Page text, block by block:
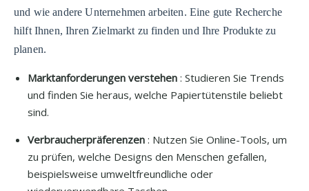
und wie andere Unternehmen arbeiten. Eine gute Recherche
hilft Ihnen, Ihren Zielmarkt zu finden und Ihre Produkte zu
planen.
Marktanforderungen verstehen : Studieren Sie Trends
und finden Sie heraus, welche Papiertütenstile beliebt
sind.
Verbraucherpräferenzen : Nutzen Sie Online-Tools, um
zu prüfen, welche Designs den Menschen gefallen,
beispielsweise umweltfreundliche oder